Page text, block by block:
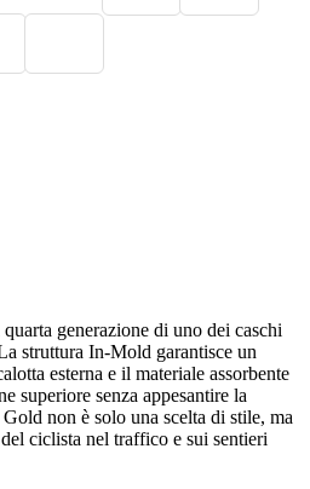
quarta generazione di uno dei caschi
struttura In-Mold garantisce un
esterna e il materiale assorbente
superiore senza appesantire la
non è solo una scelta di stile, ma
ciclista nel traffico e sui sentieri